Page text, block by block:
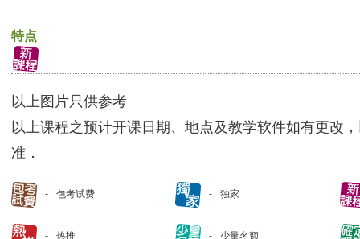
特点
以上图片只供参考
以上课程之预计开课日期、地点及教学软件如有更改
准．
包考试费 独家
热推 少量名额